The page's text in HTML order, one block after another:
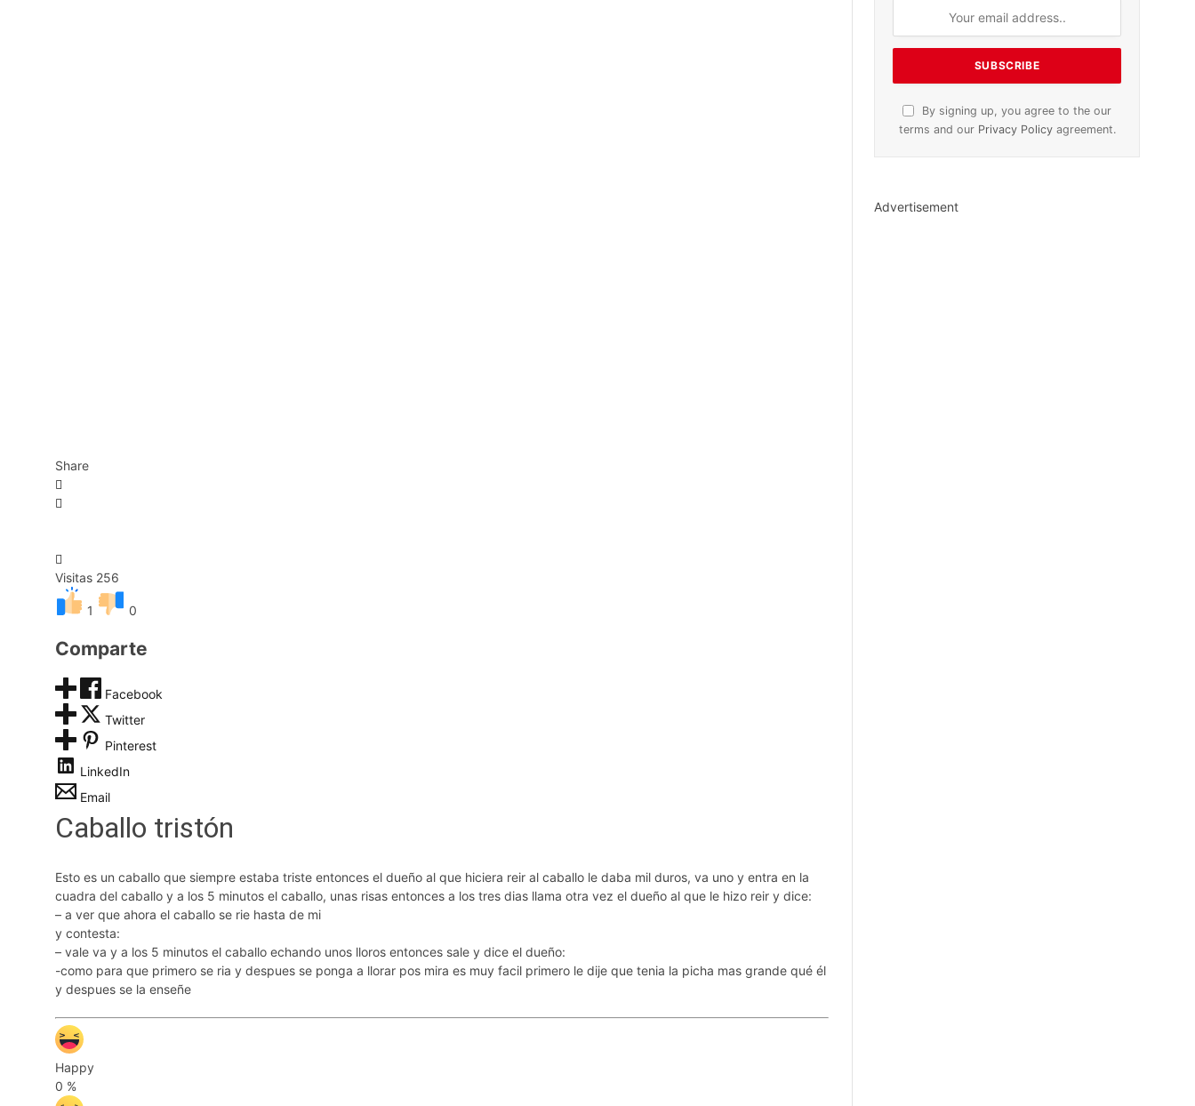
Share
Visitas 256
1 0
Comparte
Facebook
Twitter
Pinterest
LinkedIn
Email
Caballo tristón
Esto es un caballo que siempre estaba triste entonces el dueño al que hiciera reir al caballo le daba mil duros, va uno y entra en la
cuadra del caballo y a los 5 minutos el caballo, unas risas entonces a los tres dias llama otra vez el dueño al que le hizo reir y dice:
– a ver que ahora el caballo se rie hasta de mi
y contesta:
– vale va y a los 5 minutos el caballo echando unos lloros entonces sale y dice el dueño:
-como para que primero se ria y despues se ponga a llorar pos mira es muy facil primero le dije que tenia la picha mas grande qué él
y despues se la enseñe
Happy
0 %
By signing up, you agree to the our
terms and our Privacy Policyagreement.
Advertisement